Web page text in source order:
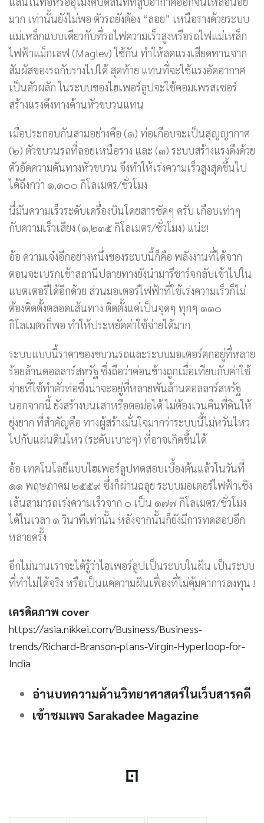
มาก เท่านั้นยังไม่พอ ตัวรถยังต้อง “ลอย” เหนือรางด้วยระบบ
แม่เหล็กแบบเดียวกับที่รถไฟความเร็วสูงหรือรถไฟแม่เหล็ก
ไฟฟ้าแม็กเลฟ (Maglev) ใช้กัน ทำให้ลดแรงเสียดทานจาก
สัมผัสของรถกับรางไปได้ สุดท้าย แทนที่จะใช้แรงอัดอากาศ
เป็นตัวผลัก ในระบบของไฮเพอร์ลูปจะใช้คอมเพรสเซอร์
สร้างแรงดึงทางด้านหัวขบวนแทน
เมื่อประกอบกันสามอย่างคือ (๑) ท่อเกือบจะเป็นสุญญากาศ
(๒) ตัวขบวนรถที่ลอยเหนือราง และ (๓) ระบบสร้างแรงดึงด้วย
ตัวอัดความดันทางหัวขบวน จึงทำให้เร่งความเร็วสูงสุดขึ้นไป
ได้ถึงกว่า ๑,๑๐๐ กิโลเมตร/ชั่วโมง
นี่มันความเร็วระดับเครื่องบินโดยสารชัดๆ ครับ เกือบเท่าๆ
กับความเร็วเสียง (๑,๒๓๕ กิโลเมตร/ชั่วโมง) แน่ะ!
อ้อ ความเจ๋งอีกอย่างหนึ่งของระบบนี้ก็คือ พลังงานที่ได้จาก
ตอนจะเบรกเข้าสถานีปลายทางยังนำมารีชาร์จกลับเข้าไปใน
แบตเตอรี่ได้อีกด้วย ส่วนมอเตอร์ไฟฟ้าที่ใช้เร่งความเร็วก็ไม่
ต้องติดตั้งตลอดเส้นทาง ติดตั้งแค่เป็นจุดๆ ทุกๆ ๑๑๐
กิโลเมตรก็พอ ทำให้ประหยัดค่าใช้จ่ายได้มาก
ระบบแบบนี้ราคาของขบวนรถและระบบมอเตอร์ตกอยู่ที่หลาย
ร้อยล้านดอลลาร์สหรัฐ ซึ่งถือว่าค่อนข้างถูกเมื่อเทียบกับค่าใช้
จ่ายที่ใช้ทำตัวท่อซึ่งน่าจะอยู่ที่หลายพันล้านดอลลาร์สหรัฐ
นอกจากนี้ ยังสร้างบนเสาหรือตอม่อได้ ไม่ต้องเวนคืนที่ดินให้
ยุ่งยาก ที่สำคัญคือ ทางผู้สร้างมั่นใจมากว่าระบบนี้ไม่หวั่นไหว
ไปกับแผ่นดินไหว (ระดับเบาะๆ) ที่อาจเกิดขึ้นได้
อ้อ เทคโนโลยีแบบไฮเพอร์ลูปทดสอบเบื้องต้นแล้วในวันที่
๑๑ พฤษภาคม ๒๕๕๙ ซึ่งก็ผ่านฉลุย ระบบมอเตอร์ไฟฟ้าเชิง
เส้นสามารถเร่งความเร็วจาก ๐ เป็น ๑๗๗ กิโลเมตร/ชั่วโมง
ได้ในเวลา ๑ วินาทีเท่านั้น หลังจากนั้นก็ยังมีการทดสอบอีก
หลายครั้ง
อีกไม่นานเราจะได้รู้ว่าไฮเพอร์ลูปเป็นระบบในฝัน เป็นระบบ
ที่ทำไม่ได้จริง หรือเป็นแค่ความฝันเฟื่องที่ไม่คุ้มค่าการลงทุน !
เครดิตภาพ cover
https://asia.nikkei.com/Business/Business-
trends/Richard-Branson-plans-Virgin-Hyperloop-for-
India
อ่านบทความด้านวิทยาศาสตร์ในเว็บสารคดี
เข้าชมเพจ Sarakadee Magazine